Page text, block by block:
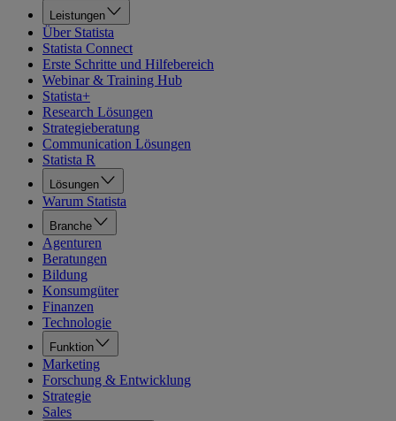
Leistungen
Über Statista
Statista Connect
Erste Schritte und Hilfebereich
Webinar & Training Hub
Statista+
Research Lösungen
Strategieberatung
Communication Lösungen
Statista R
Lösungen
Warum Statista
Branche
Agenturen
Beratungen
Bildung
Konsumgüter
Finanzen
Technologie
Funktion
Marketing
Forschung & Entwicklung
Strategie
Sales